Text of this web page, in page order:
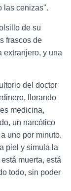
las cenizas".
de su
frascos de
extranjero, y una
del doctor
llorando
medicina,
un narcótico
uno por minuto.
piel y simula la
muerta, está
todo, sin poder